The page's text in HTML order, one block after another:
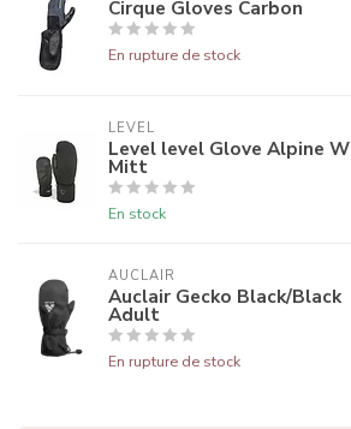
Cirque Gloves Carbon
En rupture de stock
LEVEL
Level level Glove Alpine W
Mitt
En stock
AUCLAIR
Auclair Gecko Black/Black
Adult
En rupture de stock